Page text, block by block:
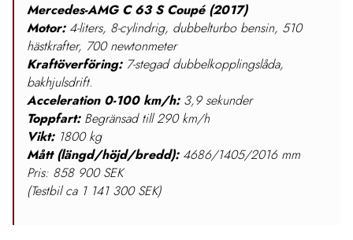
Mercedes-AMG C 63 S Coupé (2017)
Motor:4-liters, 8-cylindrig, dubbelturbo bensin, 510
hästkrafter, 700 newtonmeter
Kraftöverföring:7-stegad dubbelkopplingslåda,
bakhjulsdrift.
Acceleration 0-100 km/h:3,9 sekunder
Toppfart:Begränsad till 290 km/h
Vikt:1800 kg
Mått (längd/höjd/bredd):4686/1405/2016 mm
Pris: 858 900 SEK
(Testbil ca 1 141 300 SEK)